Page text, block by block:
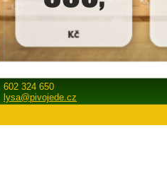
602 324 650
lysa@pivojede.cz